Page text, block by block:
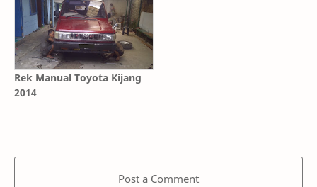
Rek Manual Toyota Kijang
2014
Post a Comment